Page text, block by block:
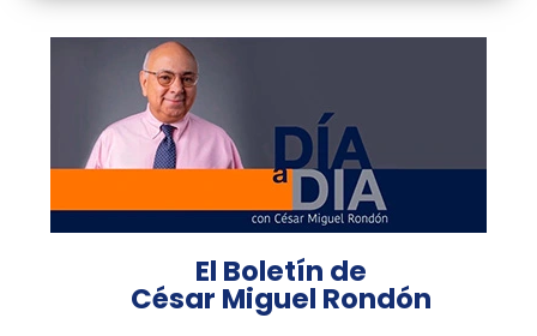
El Boletín de
César Miguel Rondón